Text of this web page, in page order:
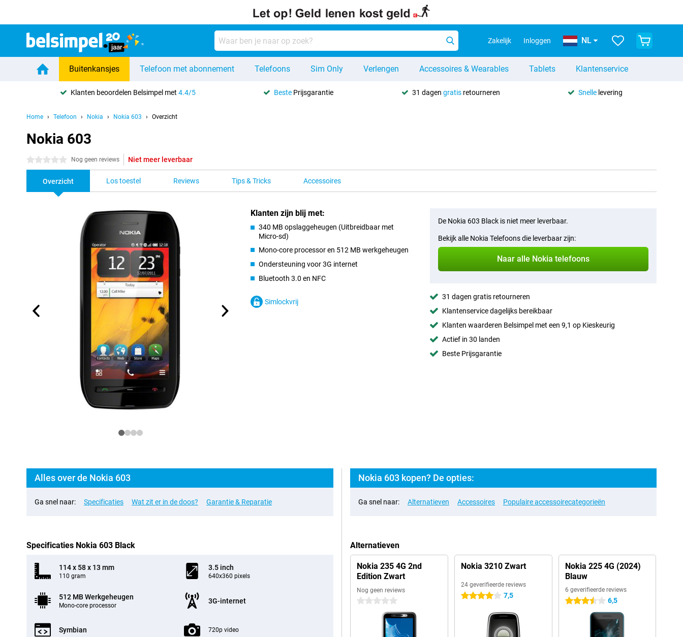
Zakelijk Inloggen NL
Buitenkansjes Telefoon met abonnement Telefoons Sim Only Verlengen Accessoires & Wearables Tablets Klantenservice
Klanten beoordelen Belsimpel met4.4/5 Beste Prijsgarantie 31 dagen gratisretourneren Snellelevering
Home Telefoon Nokia Nokia 603 Overzicht
Nokia 603
0 sterren Nog geen reviews Niet meer leverbaar
Overzicht Los toestel Reviews Tips & Tricks Accessoires
Klanten zijn blij met:
340 MB opslaggeheugen (Uitbreidbaar met
Micro-sd)
Mono-core processor en 512 MB werkgeheugen
Ondersteuning voor 3G internet
Bluetooth 3.0 en NFC
Simlockvrij
De Nokia 603 Black is niet meer leverbaar.
Bekijk alle Nokia Telefoons die leverbaar zijn:
Naar alle Nokia telefoons
31 dagen gratis retourneren
Klantenservice dagelijks bereikbaar
Klanten waarderen Belsimpel met een 9,1 op Kieskeurig
Actief in 30 landen
Beste Prijsgarantie
Alles over de Nokia 603
Ga snel naar: Specificaties Wat zit er in de doos? Garantie & Reparatie
Specificaties Nokia 603 Black
114 x 58 x 13 mm
110 gram
3.5 inch
640x360 pixels
512 MB Werkgeheugen
Mono-core processor
3G-internet
Symbian 720p video
Nokia 603 kopen? De opties:
Ga snel naar: Alternatieven Accessoires Populaire accessoirecategorieën
Alternatieven
Nokia 235 4G 2nd
Edition Zwart
Nog geen reviews
0 sterren
Nokia 3210 Zwart
24 geverifieerde reviews
4 sterren 7,5
Nokia 225 4G (2024)
Blauw
6 geverifieerde reviews
3.5 sterren 6,5